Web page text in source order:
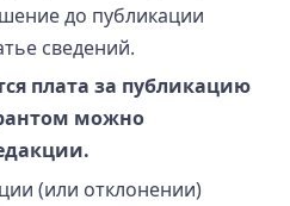
до публикации
сведений.
плата за публикацию
можно
(или отклонении)